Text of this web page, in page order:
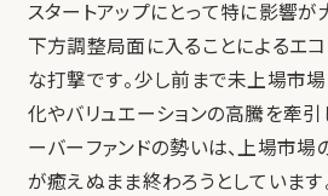
スタートアップにとって特に影響が
下方調整局面に入ることによるエ
な打撃です。少し前まで未上場市
化やバリュエーションの高騰を牽
ーバーファンドの勢いは、上場市場
が癒えぬまま終わろうとしています